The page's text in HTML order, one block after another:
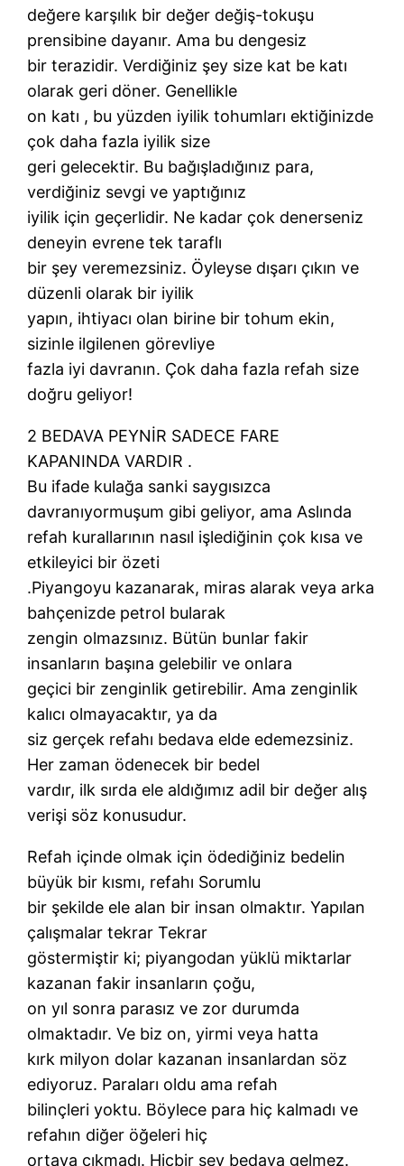
değere karşılık bir değer değiş-tokuşu
prensibine dayanır. Ama bu dengesiz
bir terazidir. Verdiğiniz şey size kat be katı
olarak geri döner. Genellikle
on katı , bu yüzden iyilik tohumları ektiğinizde
çok daha fazla iyilik size
geri gelecektir. Bu bağışladığınız para,
verdiğiniz sevgi ve yaptığınız
iyilik için geçerlidir. Ne kadar çok denerseniz
deneyin evrene tek taraflı
bir şey veremezsiniz. Öyleyse dışarı çıkın ve
düzenli olarak bir iyilik
yapın, ihtiyacı olan birine bir tohum ekin,
sizinle ilgilenen görevliye
fazla iyi davranın. Çok daha fazla refah size
doğru geliyor!
2 BEDAVA PEYNİR SADECE FARE
KAPANINDA VARDIR .
Bu ifade kulağa sanki saygısızca
davranıyormuşum gibi geliyor, ama Aslında
refah kurallarının nasıl işlediğinin çok kısa ve
etkileyici bir özeti
.Piyangoyu kazanarak, miras alarak veya arka
bahçenizde petrol bularak
zengin olmazsınız. Bütün bunlar fakir
insanların başına gelebilir ve onlara
geçici bir zenginlik getirebilir. Ama zenginlik
kalıcı olmayacaktır, ya da
siz gerçek refahı bedava elde edemezsiniz.
Her zaman ödenecek bir bedel
vardır, ilk sırda ele aldığımız adil bir değer alış
verişi söz konusudur.
Refah içinde olmak için ödediğiniz bedelin
büyük bir kısmı, refahı Sorumlu
bir şekilde ele alan bir insan olmaktır. Yapılan
çalışmalar tekrar Tekrar
göstermiştir ki; piyangodan yüklü miktarlar
kazanan fakir insanların çoğu,
on yıl sonra parasız ve zor durumda
olmaktadır. Ve biz on, yirmi veya hatta
kırk milyon dolar kazanan insanlardan söz
ediyoruz. Paraları oldu ama refah
bilinçleri yoktu. Böylece para hiç kalmadı ve
refahın diğer öğeleri hiç
ortaya çıkmadı. Hiçbir şey bedava gelmez.